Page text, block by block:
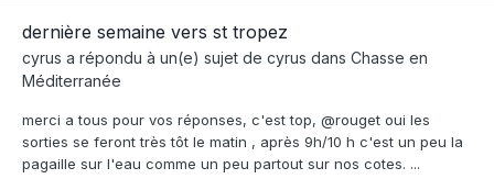
dernière semaine vers st tropez
cyrus a répondu à un(e) sujet de cyrus dans Chasse en
Méditerranée
merci a tous pour vos réponses, c'est top, @rouget oui les
sorties se feront très tôt le matin , après 9h/10 h c'est un peu la
pagaille sur l'eau comme un peu partout sur nos cotes. ...